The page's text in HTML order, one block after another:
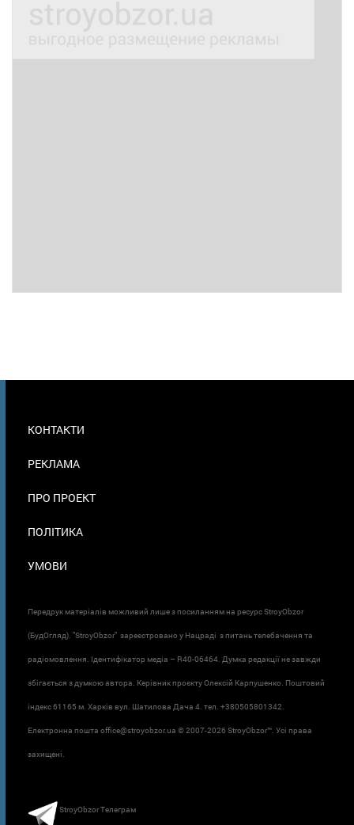
В
КОНТАКТИ
РЕКЛАМА
ПРО ПРОЕКТ
ПОЛІТИКА
УМОВИ
Передрук матеріалів можливий лише з посиланням на ресурс StroyObzor
(БудОгляд). "StroyObzor" зареєстровано у Нацраді з питань телебачення та
радіомовлення. Ідентифікатор медіа – R40-06464. Думка редакції не завжди
збігається з думкою автора. Керівник проєкту Олексій Карпушенко. Поштовий
індекс 61165 м. Харків вул. Шатилова Дача 4. тел. +380505801342.
Електронна пошта office@stroyobzor.ua © 2007-2026 StroyObzor™. Усі права
захищені.
StroyObzor Телеграм